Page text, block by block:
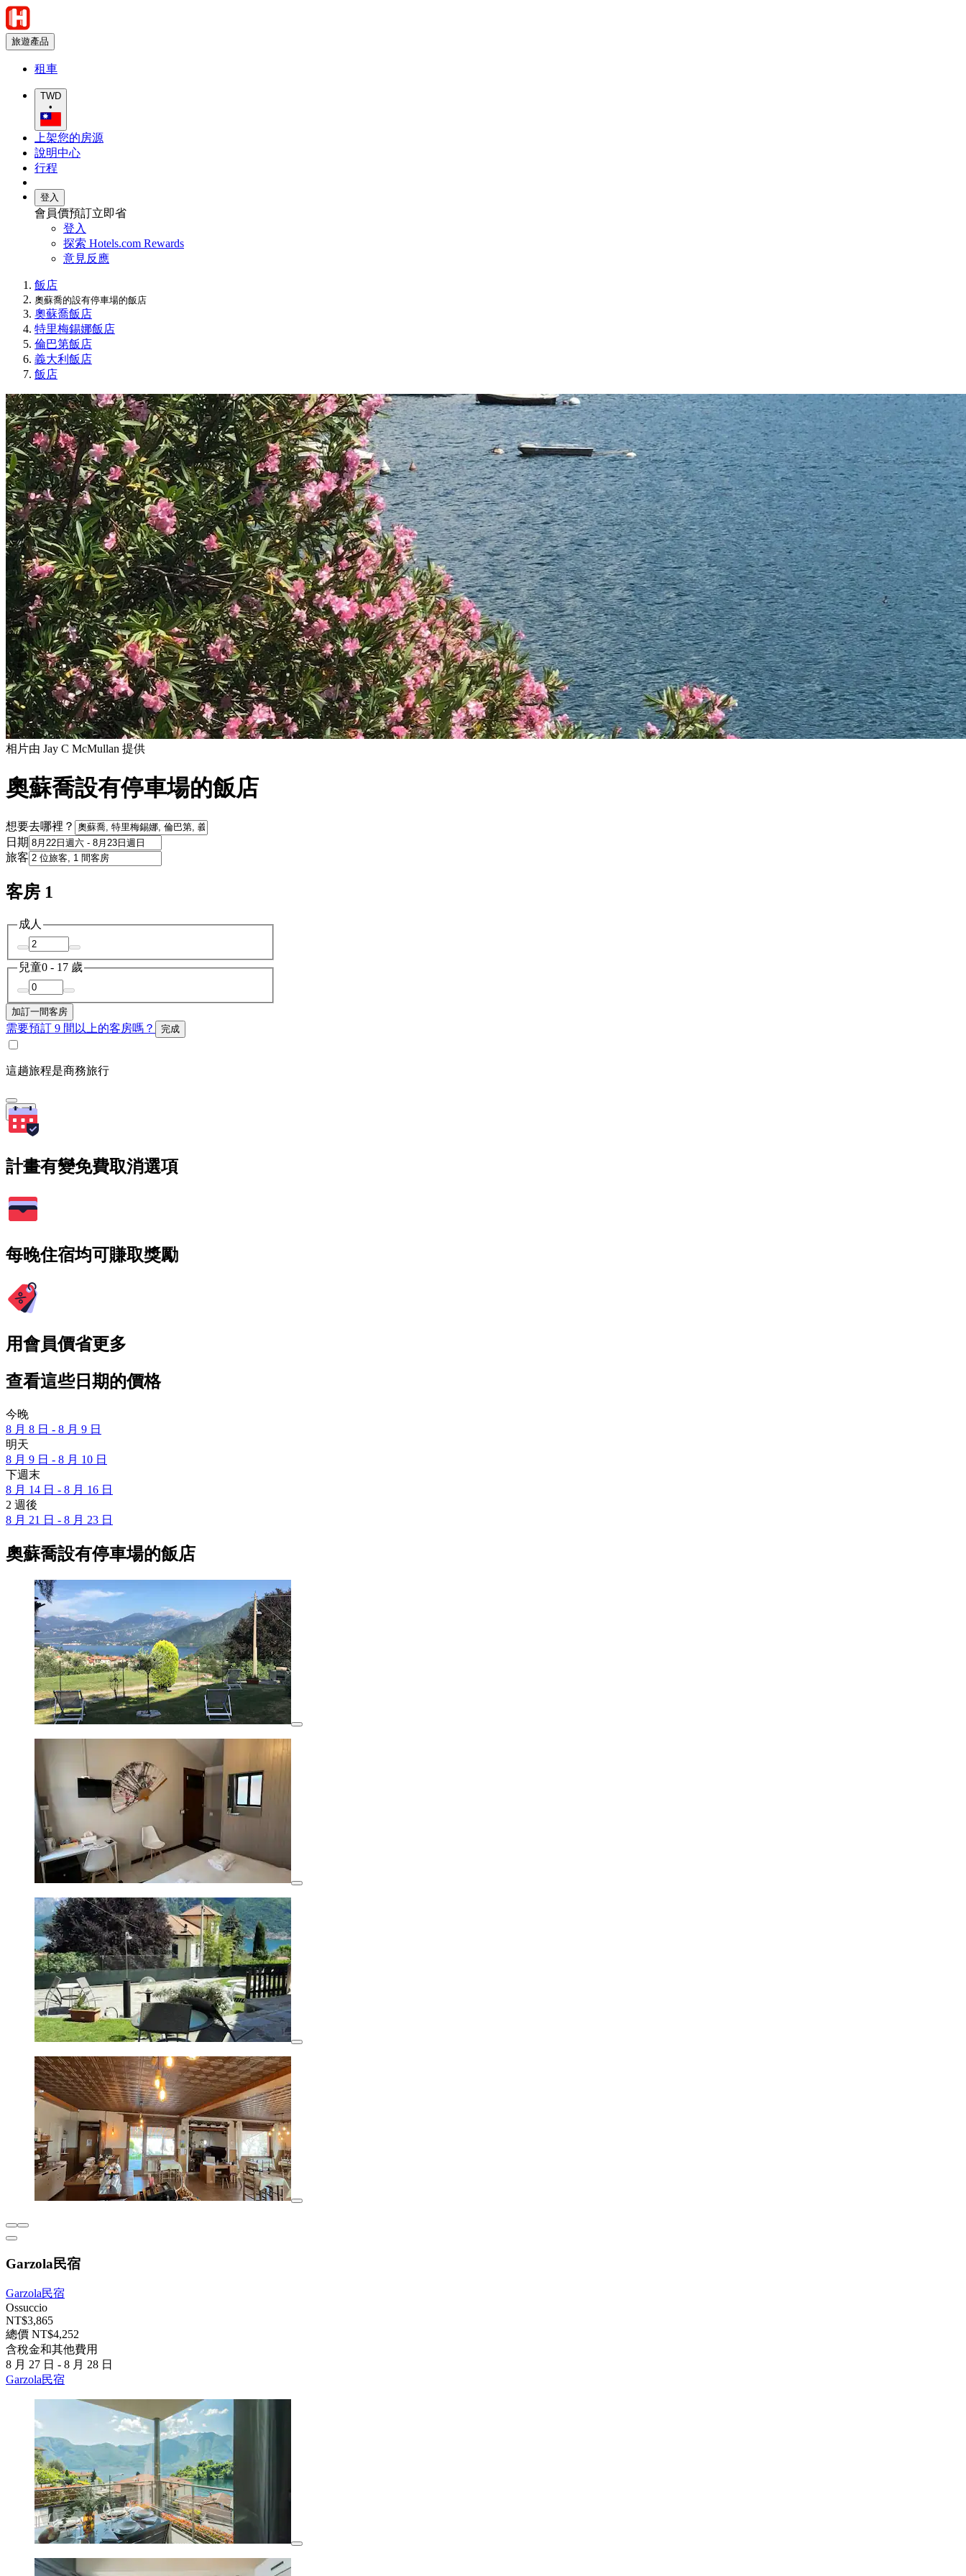
旅遊產品
租車
TWD
•
上架您的房源
說明中心
行程
登入
會員價預訂立即省
登入
探索 Hotels.com Rewards
意見反應
飯店
奧蘇喬的設有停車場的飯店
奧蘇喬飯店
特里梅錫娜飯店
倫巴第飯店
義大利飯店
飯店
相片由 Jay C McMullan 提供
奧蘇喬設有停車場的飯店
想要去哪裡？
日期
旅客
客房 1
成人
兒童0 - 17 歲
加訂一間客房
需要預訂 9 間以上的客房嗎？ 完成
這趟旅程是商務旅行
搜尋
計畫有變免費取消選項
每晚住宿均可賺取獎勵
用會員價省更多
查看這些日期的價格
今晚
8 月 8 日 - 8 月 9 日
明天
8 月 9 日 - 8 月 10 日
下週末
8 月 14 日 - 8 月 16 日
2 週後
8 月 21 日 - 8 月 23 日
奧蘇喬設有停車場的飯店
Garzola民宿
Garzola民宿
Ossuccio
NT$3,865
總價 NT$4,252
含稅金和其他費用
8 月 27 日 - 8 月 28 日
Garzola民宿